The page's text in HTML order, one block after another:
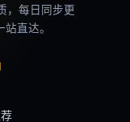
，每日同步更
直达。